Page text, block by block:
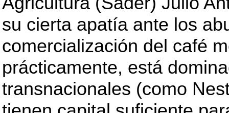
su cierta apatía ante los
comercialización del café
prácticamente, está
transnacionales (como